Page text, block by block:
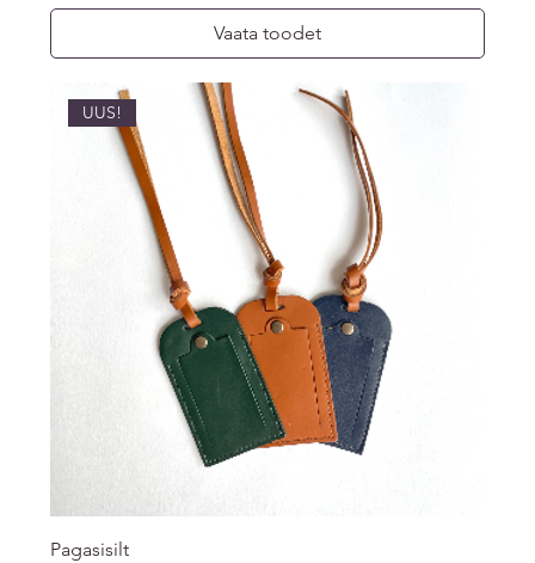
Vaata toodet
UUS!
Pagasisilt